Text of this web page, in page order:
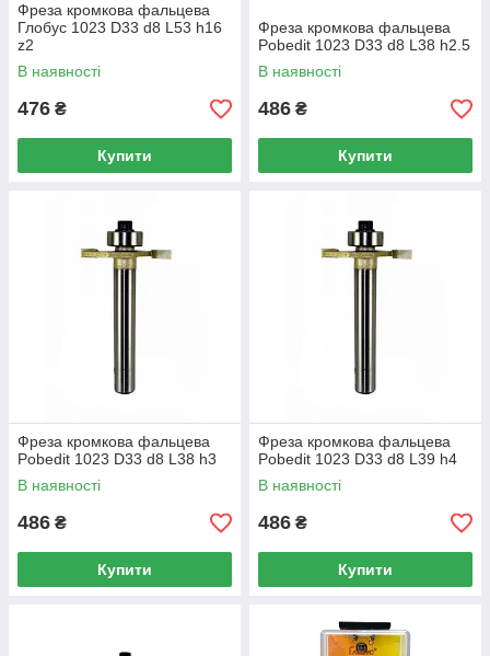
Фреза кромкова фальцева
Глобус 1023 D33 d8 L53 h16
z2
В наявності
476 ₴
Купити
Фреза кромкова фальцева
Pobedit 1023 D33 d8 L38 h2.5
В наявності
486 ₴
Купити
Фреза кромкова фальцева
Pobedit 1023 D33 d8 L38 h3
В наявності
486 ₴
Купити
Фреза кромкова фальцева
Pobedit 1023 D33 d8 L39 h4
В наявності
486 ₴
Купити